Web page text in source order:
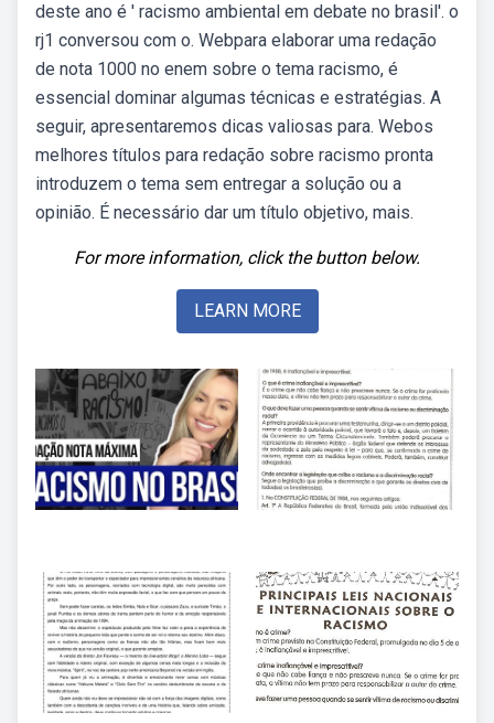
deste ano é ' racismo ambiental em debate no brasil'. o
rj1 conversou com o. Webpara elaborar uma redação
de nota 1000 no enem sobre o tema racismo, é
essencial dominar algumas técnicas e estratégias. A
seguir, apresentaremos dicas valiosas para. Webos
melhores títulos para redação sobre racismo pronta
introduzem o tema sem entregar a solução ou a
opinião. É necessário dar um título objetivo, mais.
For more information, click the button below.
LEARN MORE